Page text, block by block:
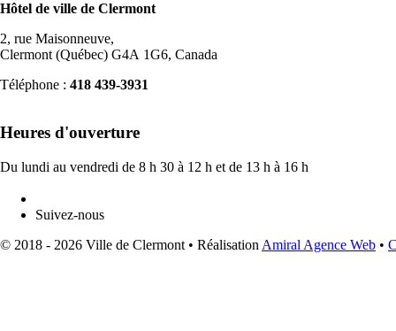
Hôtel de ville de Clermont
2, rue Maisonneuve,
Clermont (Québec) G4A 1G6, Canada
Téléphone : 418 439-3931
Heures d'ouverture
Du lundi au vendredi de 8 h 30 à 12 h et de 13 h à 16 h
Suivez-nous
© 2018 - 2026 Ville de Clermont • Réalisation Amiral Agence Web •